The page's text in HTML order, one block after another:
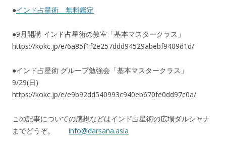
●インド占星術 無料鑑定
●9月開講 インド占星術の教室「基本マスタークラス」
https://kokc.jp/e/6a85f1f2e257ddd94529abebf9409d1d/
●インド占星術 グループ勉強会「基本マスタークラス」
9/29(日)
https://kokc.jp/e/e9b92dd540993c940eb670fe0dd97c0a/
この記事についての感想などはインド占星術の広場ダルシャナ
までどうぞ。 info@darsana.asia